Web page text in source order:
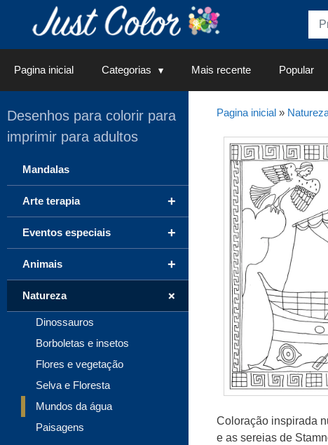
Pagina inicial Categorias Mais recente Popular
Pagina inicial»
Coloração inspirada
e as sereias de
Desenhos para colorir para
imprimir para adultos
Mandalas
+
Arte terapia
+
Eventos especiais
+
Animais
+
Natureza
Dinossauros
Borboletas e insetos
Flores e vegetação
Selva e Floresta
Mundos da água
Paisagens